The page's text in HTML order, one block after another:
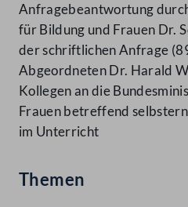
Anfragebeantwortung
für Bildung und Frauen Dr.
der schriftlichen Anfrage
Abgeordneten Dr. Harald
Kollegen an die
Frauen betreffend
im Unterricht
Themen